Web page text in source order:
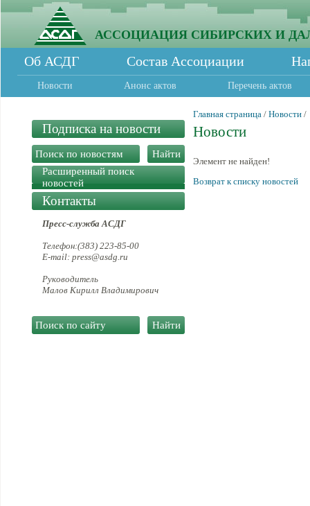
АССОЦИАЦИЯ СИБИРСКИХ И
Об АСДГ Состав Ассоциации
Новости Анонс актов Перечень актов
Подписка на новости
Расширенный поиск
новостей
Контакты
Пресс-служба АСДГ
Телефон:(383) 223-85-00
E-mail: press@asdg.ru
Руководитель
Малов Кирилл Владимирович
Главная страница / Новости /
Новости
Элемент не найден!
Возврат к списку новостей